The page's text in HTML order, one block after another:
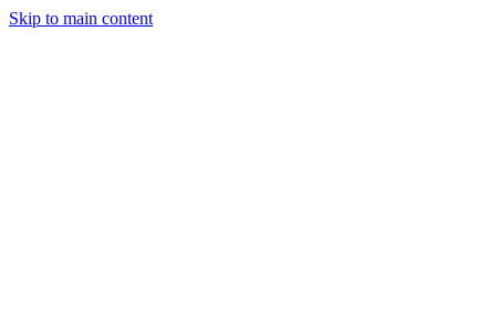
Skip to main content